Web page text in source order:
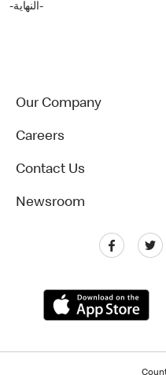
-النهاية-
Our Company
Careers
Contact Us
Newsroom